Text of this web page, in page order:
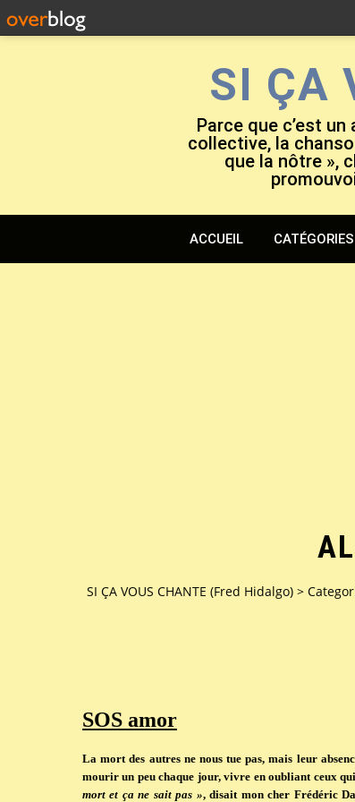
SI ÇA
Parce que c’est
collective, la
que la nôtre »,
ACCUEIL CATÉGORIES
SI ÇA VOUS CHANTE (Fred Hidalgo) >
SOS amor
La mort des autres ne nous tue pas, mais leur
mourir un peu chaque jour, vivre en oubliant ceux
mort et ça ne sait pas », disait mon cher Frédéric